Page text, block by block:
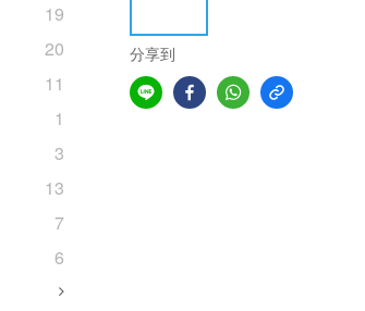
19
20
11
1
3
13
7
6
分享到